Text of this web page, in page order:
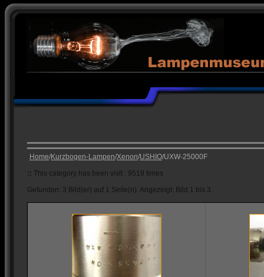
Home/Kurzbogen-Lampen/Xenon/USHIO/UXW-25000F
:: This category has been visit : 9519 times
Gefunden: 3 Bild(er) auf 1 Seite(n). Angezeigt: Bild 1 bis 3.